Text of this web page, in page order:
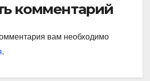
комментарий
вам необходимо
.